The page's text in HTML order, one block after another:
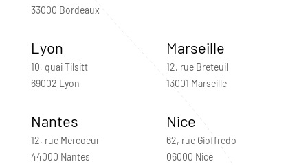
33000 Bordeaux
Lyon
10, quai Tilsitt
69002 Lyon
Marseille
12, rue Breteuil
13001 Marseille
Nantes
12, rue Mercoeur
44000 Nantes
Nice
62, rue Gioffredo
06000 Nice